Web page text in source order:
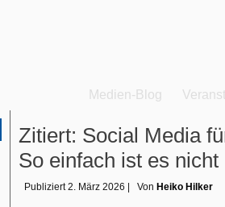
Medien-Blog
Zitiert: Social Media
So einfach ist es nicht
Publiziert 2. März 2026 Von Heiko Hilker